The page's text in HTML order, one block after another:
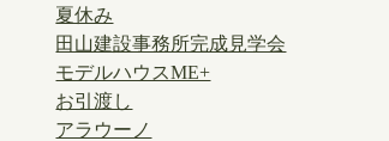
夏休み
田山建設事務所完成見学会
モデルハウスME+
お引渡し
アラウーノ